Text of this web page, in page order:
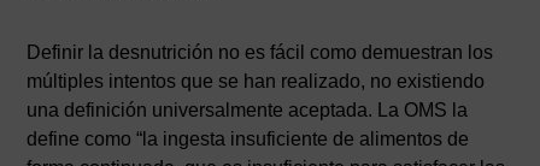
Definir la desnutrición no es fácil como demuestran los
múltiples intentos que se han realizado, no existiendo
una definición universalmente aceptada. La OMS la
define como “la ingesta insuficiente de alimentos de